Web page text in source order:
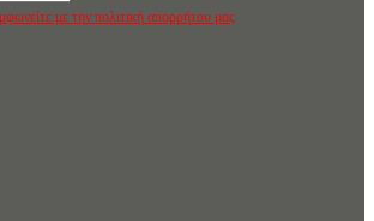
με την πολιτική απορρήτου μας